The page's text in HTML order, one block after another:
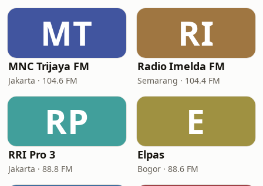
MT
MNC Trijaya FM
Jakarta · 104.6 FM
RI
Radio Imelda FM
Semarang · 104.4 FM
RP
RRI Pro 3
Jakarta · 88.8 FM
E
Elpas
Bogor · 88.6 FM